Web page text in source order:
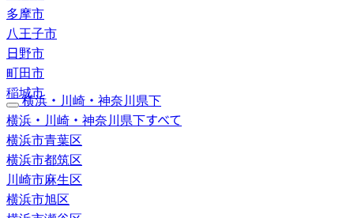
多摩市
八王子市
日野市
町田市
稲城市
横浜・川崎・神奈川県下
横浜・川崎・神奈川県下すべて
横浜市青葉区
横浜市都筑区
川崎市麻生区
横浜市旭区